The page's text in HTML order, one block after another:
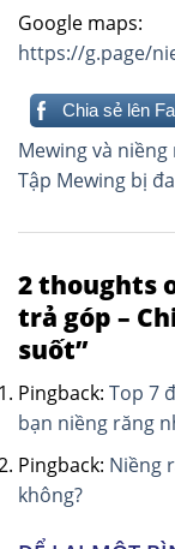
Google maps:
https://g.page/
Chia sẻ lên
Điều
hướng
Mewing và
Tập Mewing bị
2 thoughts
trả góp –
suốt”
Pingback: Top 7
bạn niềng răng
Pingback: Niềng
không?